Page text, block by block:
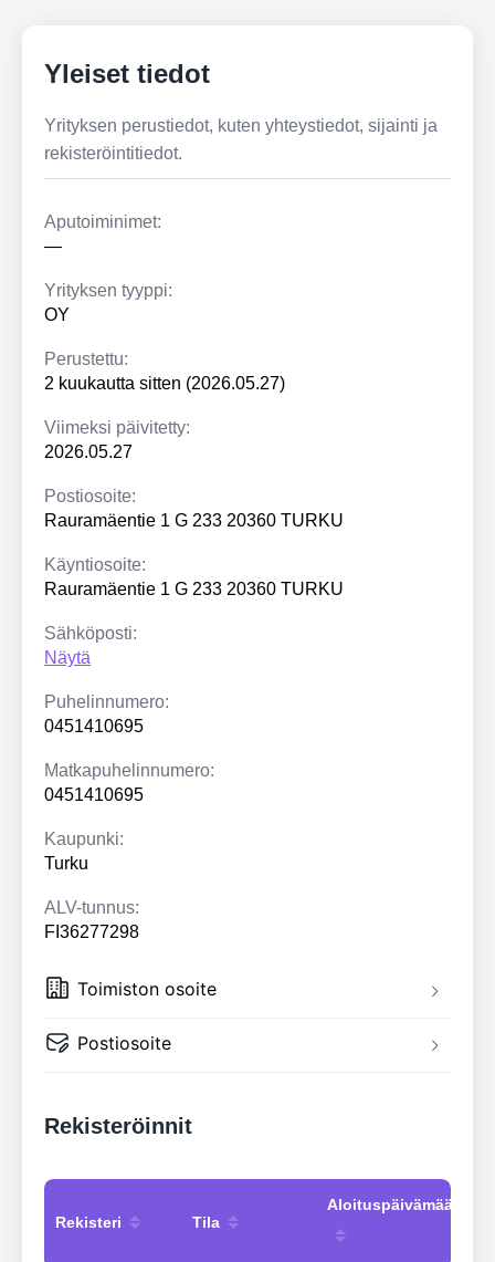
Yleiset tiedot
Yrityksen perustiedot, kuten yhteystiedot, sijainti ja
rekisteröintitiedot.
Aputoiminimet:
—
Yrityksen tyyppi:
OY
Perustettu:
2 kuukautta sitten (2026.05.27)
Viimeksi päivitetty:
2026.05.27
Postiosoite:
Rauramäentie 1 G 233 20360 TURKU
Käyntiosoite:
Rauramäentie 1 G 233 20360 TURKU
Sähköposti:
Näytä
Puhelinnumero:
0451410695
Matkapuhelinnumero:
0451410695
Kaupunki:
Turku
ALV-tunnus:
FI36277298
Toimiston osoite
Postiosoite
Rekisteröinnit
Rekisteri Tila
Aloituspäivämäärä